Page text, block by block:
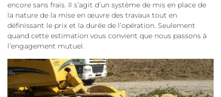
encore sans frais. Il s’agit d’un système de mis en place de
la nature de la mise en œuvre des travaux tout en
définissant le prix et la durée de l’opération. Seulement
quand cette estimation vous convient que nous passons à
l’engagement mutuel.